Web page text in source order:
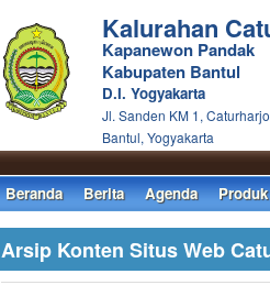
Kalurahan
Kapanewon Pandak
Kabupaten Bantul
D.I. Yogyakarta
Jl. Sanden KM 1,
Bantul, Yogyakarta
Beranda Berita Agenda
Arsip Konten Situs Web